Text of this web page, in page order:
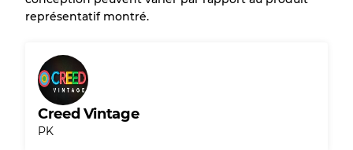
représentatif montré.
Creed Vintage
PK